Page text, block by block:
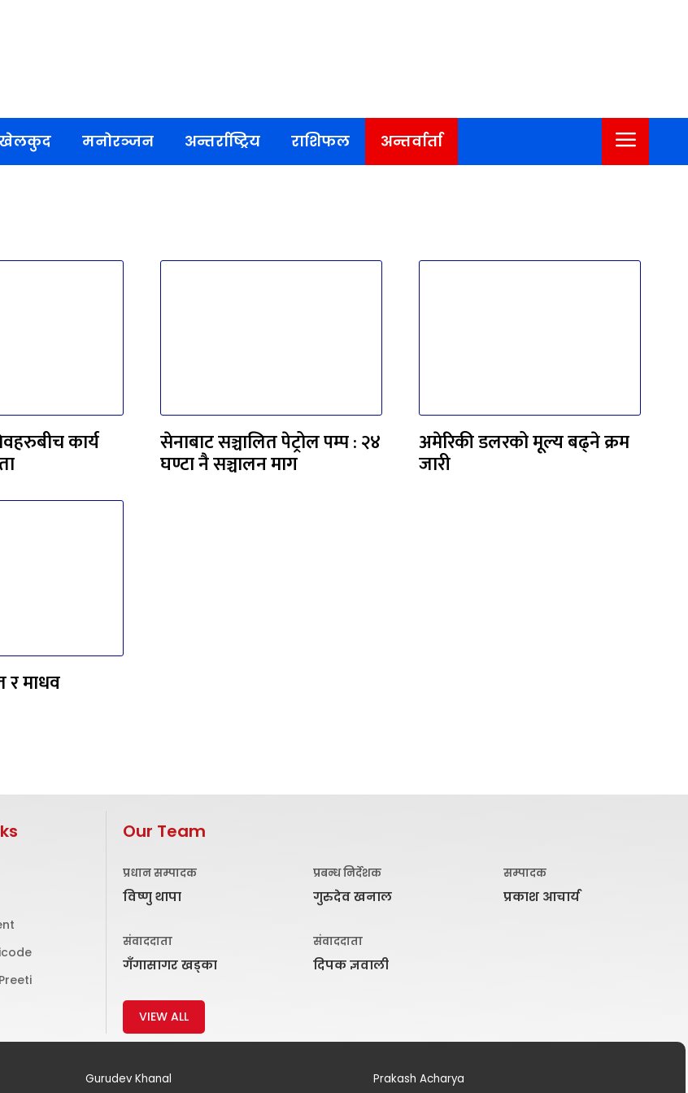
मनोरञ्जन अन्तर्राष्ट्रिय राशिफल अन्तर्वार्ता
कार्य सेनाबाट सञ्चालित पेट्रोल पम्प : २४
घण्टा नै सञ्चालन माग
अमेरिकी डलरको मूल्य बढ्ने क्रम
जारी
र माधव
Our Team
प्रधान सम्पादक
विष्णु थापा
प्रबन्ध निर्देशक
गुरुदेव खनाल
सम्पादक
प्रकाश आचार्य
संवाददाता
गँगासागर खड्का
संवाददाता
दिपक ज्ञवाली
VIEW ALL
Gurudev Khanal
Prakash Acharya